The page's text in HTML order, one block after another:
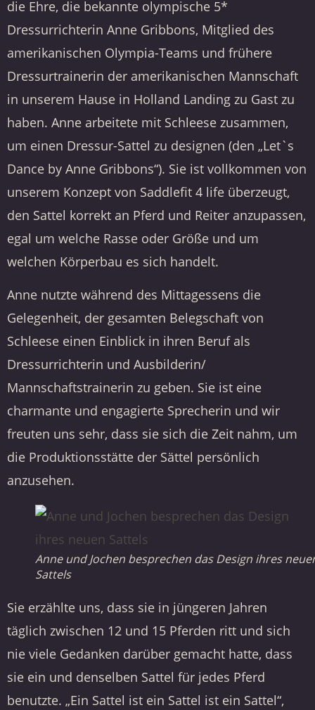
die Ehre, die bekannte olympische 5*
Dressurrichterin Anne Gribbons, Mitglied des
amerikanischen Olympia-Teams und frühere
Dressurtrainerin der amerikanischen Mannschaft
in unserem Hause in Holland Landing zu Gast zu
haben. Anne arbeitete mit Schleese zusammen,
um einen Dressur-Sattel zu designen (den „Let`s
Dance by Anne Gribbons“). Sie ist vollkommen von
unserem Konzept von Saddlefit 4 life überzeugt,
den Sattel korrekt an Pferd und Reiter anzupassen,
egal um welche Rasse oder Größe und um
welchen Körperbau es sich handelt.
Anne nutzte während des Mittagessens die
Gelegenheit, der gesamten Belegschaft von
Schleese einen Einblick in ihren Beruf als
Dressurrichterin und Ausbilderin/
Mannschaftstrainerin zu geben. Sie ist eine
charmante und engagierte Sprecherin und wir
freuten uns sehr, dass sie sich die Zeit nahm, um
die Produktionsstätte der Sättel persönlich
anzusehen.
Anne und Jochen besprechen das Design ihres
Sattels
Sie erzählte uns, dass sie in jüngeren Jahren
täglich zwischen 12 und 15 Pferden ritt und sich
nie viele Gedanken darüber gemacht hatte, dass
sie ein und denselben Sattel für jedes Pferd
benutzte. „Ein Sattel ist ein Sattel ist ein Sattel“,